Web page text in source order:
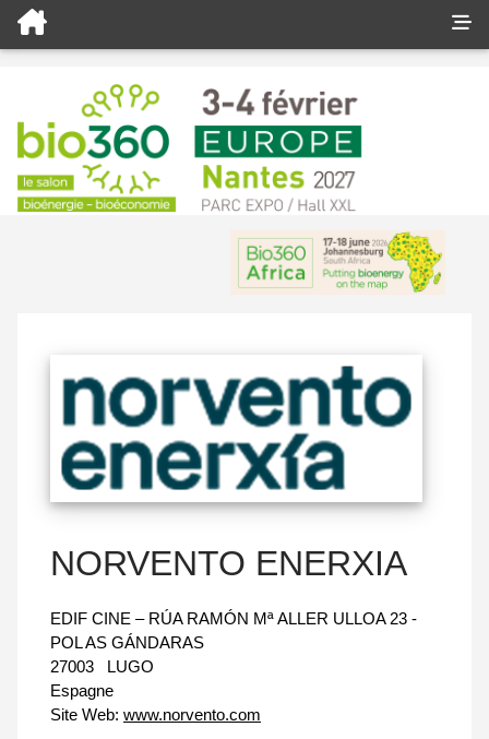
NORVENTO ENERXIA
EDIF CINE – RÚA RAMÓN Mª ALLER ULLOA 23 -
POL AS GÁNDARAS
27003
LUGO
Espagne
Site Web: www.norvento.com